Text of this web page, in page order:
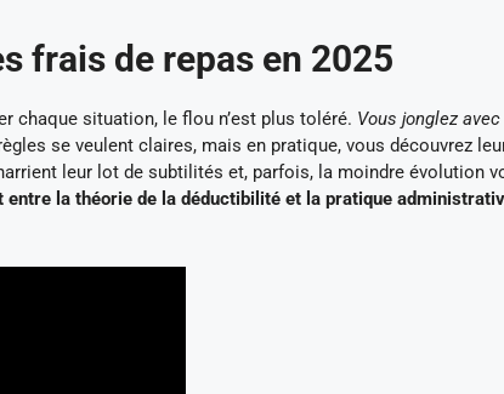
frais de repas en 2025
chaque situation, le flou n’est plus toléré. Vous jonglez
se veulent claires, mais en pratique, vous découvrez
leur lot de subtilités et, parfois, la moindre évolution
entre la théorie de la déductibilité et la pratique